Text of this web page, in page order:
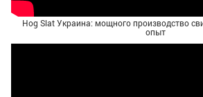
Hog Slat Украина: мощного производство
опыт